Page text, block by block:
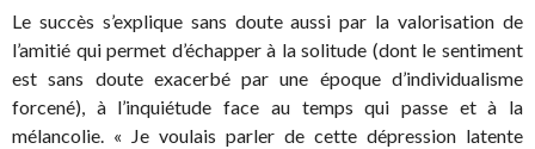
Le succès s’explique sans doute aussi par la valorisation de
l’amitié qui permet d’échapper à la solitude (dont le sentiment
est sans doute exacerbé par une époque d’individualisme
forcené), à l’inquiétude face au temps qui passe et à la
mélancolie. « Je voulais parler de cette dépression latente